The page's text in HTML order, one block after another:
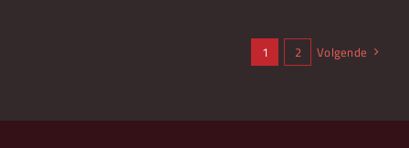
1 2 Volgende